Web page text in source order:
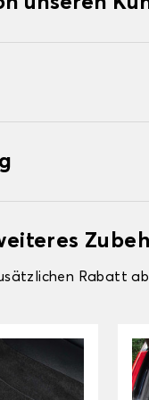
Rabatt